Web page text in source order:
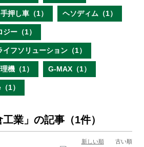
手押し車（1） ヘソディム（1）
ー（1）
フソリューション（1）
機（1） G-MAX（1）
1）
工業」の記事（1件）
新しい順 古い順